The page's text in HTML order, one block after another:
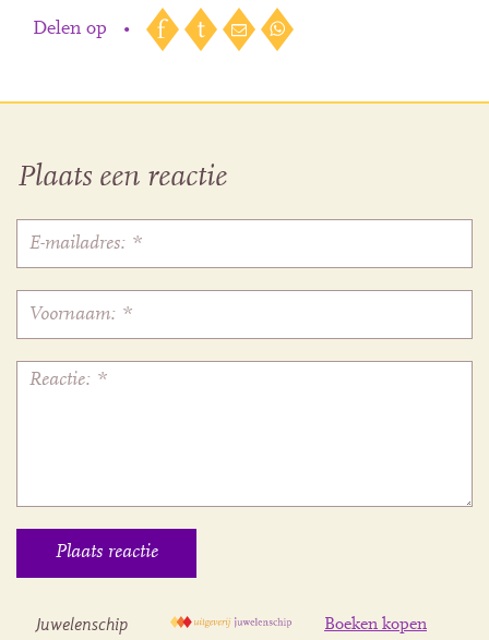
Delen op •
Plaats een reactie
Juwelenschip Boeken kopen